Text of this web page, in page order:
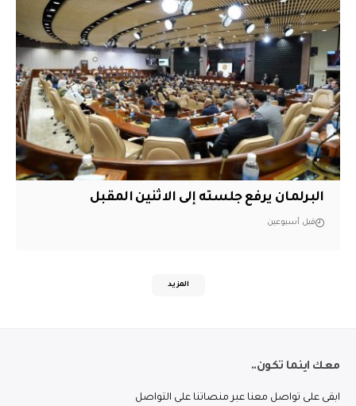
البرلمان يرفع جلسته إلى الاثنين المقبل
قبل أسبوعين
المزيد
معك اينما تكون..
ابقى على تواصل معنا عبر منصاتنا على التواصل